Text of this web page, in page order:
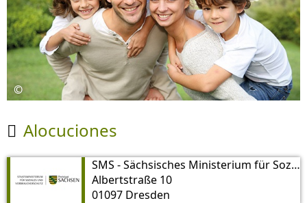
©
 Alocuciones
SMS - Sächsisches Ministerium für Soziales und Verbraucherschutz
Albertstraße 10
01097 Dresden